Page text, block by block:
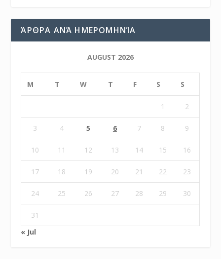
ΆΡΘΡΑ ΑΝΆ ΗΜΕΡΟΜΗΝΊΑ
AUGUST 2026
M T W T F S S
1 2
3 4 5 6 7 8 9
10 11 12 13 14 15 16
17 18 19 20 21 22 23
24 25 26 27 28 29 30
31
« Jul